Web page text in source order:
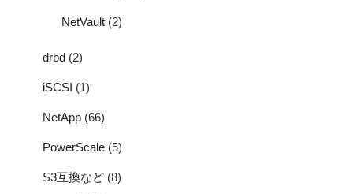
NetVault (2)
drbd (2)
iSCSI (1)
NetApp (66)
PowerScale (5)
S3互換など (8)